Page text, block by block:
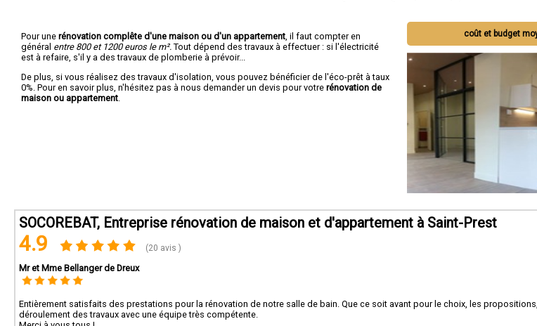
coût et budget
Pour une rénovation complête d'une maison ou d'un appartement , il faut compter en
général entre 800 et 1200 euros le m². Tout dépend des travaux à effectuer : si l'électricité
est à refaire, s'il y a des travaux de plomberie à prévoir...
De plus, si vous réalisez des travaux d'isolation, vous pouvez bénéficier de l'éco-prêt à taux
0%. Pour en savoir plus, n'hésitez pas à nous demander un devis pour votre rénovation de
maison ou appartement
SOCOREBAT, Entreprise rénovation de maison et d'appartement à Saint-Prest
4.9 (20 avis )
Mr et Mme Bellanger de Dreux
Entièrement satisfaits des prestations pour la rénovation de notre salle de bain. Que ce soit avant pour le choix, les
déroulement des travaux avec une équipe très compétente.